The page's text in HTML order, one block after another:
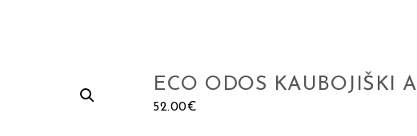
ECO ODOS KAUBOJIŠKI
52.00€